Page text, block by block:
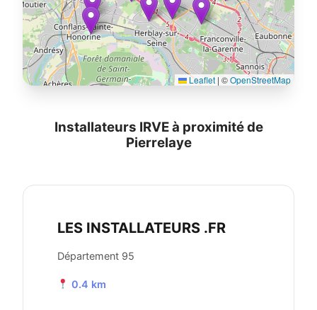
Leaflet | ©OpenStreetMap
Installateurs IRVE à proximité de
Pierrelaye
LES INSTALLATEURS .FR
Département 95
0.4 km